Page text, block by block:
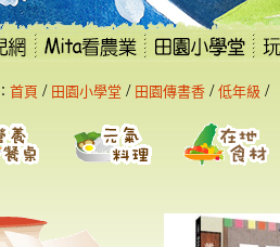
首頁 / 田園小學堂 / 田園傳書香 / 低年級 /